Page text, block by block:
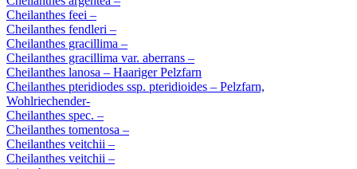
Cheilanthes feei –
Cheilanthes fendleri –
Cheilanthes gracillima –
Cheilanthes gracillima var. aberrans –
Cheilanthes lanosa – Haariger Pelzfarn
Cheilanthes pteridiodes ssp. pteridioides – Pelzfarn,
Wohlriechender-
Cheilanthes spec. –
Cheilanthes tomentosa –
Cheilanthes veitchii –
Cheilanthes veitchii –